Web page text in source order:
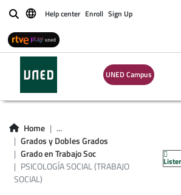
BuscarHelp center Enroll Sign Up
UNED Campus
Home
...
Grados y Dobles Grados
Grado en Trabajo Soc
PSICOLOGÍA SOCIAL (TRABAJO
SOCIAL)
PSICOLOGÍA
(TRABAJO